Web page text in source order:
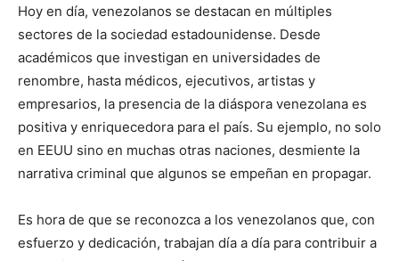
Hoy en día, venezolanos se destacan en múltiples
sectores de la sociedad estadounidense. Desde
académicos que investigan en universidades de
renombre, hasta médicos, ejecutivos, artistas y
empresarios, la presencia de la diáspora venezolana es
positiva y enriquecedora para el país. Su ejemplo, no solo
en EEUU sino en muchas otras naciones, desmiente la
narrativa criminal que algunos se empeñan en propagar.
Es hora de que se reconozca a los venezolanos que, con
esfuerzo y dedicación, trabajan día a día para contribuir a